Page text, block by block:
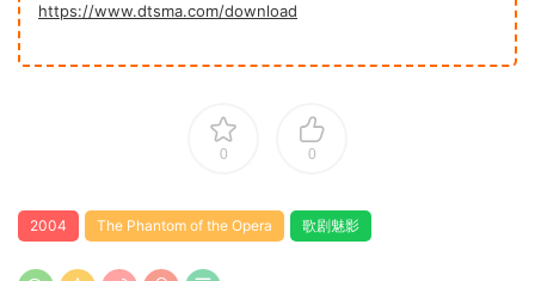
https://www.dtsma.com/download
0 0
2004 The Phantom of the Opera 歌剧魅影